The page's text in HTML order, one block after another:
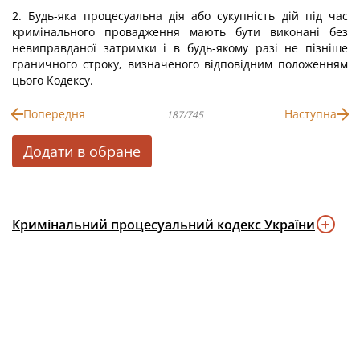
2. Будь-яка процесуальна дія або сукупність дій під час
кримінального провадження мають бути виконані без
невиправданої затримки і в будь-якому разі не пізніше
граничного строку, визначеного відповідним положенням
цього Кодексу.
Попередня 187/745 Наступна
Додати в обране
Кримінальний процесуальний кодекс України